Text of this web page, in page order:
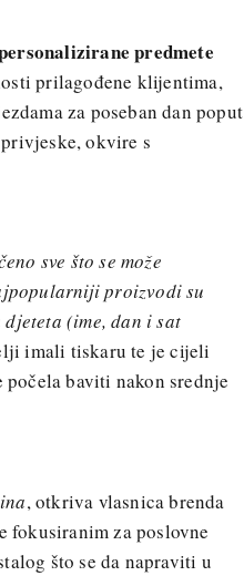
predmete
prilagođene klijentima,
za poseban dan poput
okvire s
sve što se može
proizvodi su
(ime, dan i sat
imali tiskaru te je cijeli
baviti nakon srednje
, otkriva vlasnica brenda
fokusiranim za poslovne
što se da napraviti u